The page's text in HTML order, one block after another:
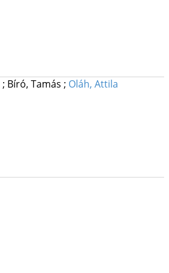
; Bíró, Tamás ; Oláh, Attila